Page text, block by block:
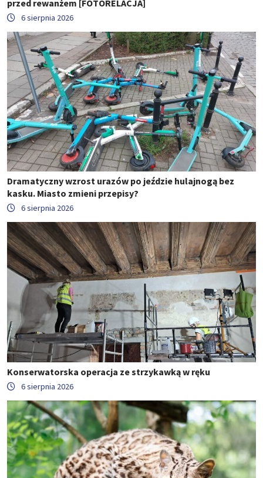
przed rewanżem [FOTORELACJA]
6 sierpnia 2026
Dramatyczny wzrost urazów po jeździe hulajnogą bez
kasku. Miasto zmieni przepisy?
6 sierpnia 2026
Konserwatorska operacja ze strzykawką w ręku
6 sierpnia 2026